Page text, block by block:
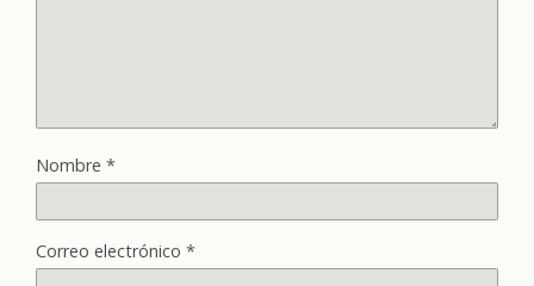
Nombre *
Correo electrónico *